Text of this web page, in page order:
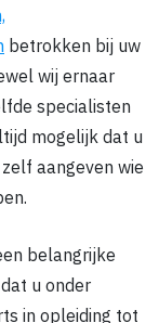
betrokken bij uw
wij ernaar
specialisten
mogelijk dat u
aangeven wie
belangrijke
u onder
in opleiding tot